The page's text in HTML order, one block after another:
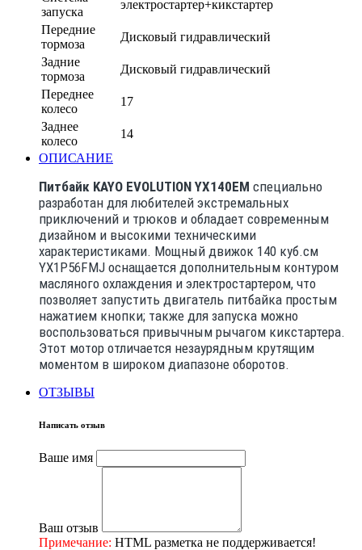
запуска
электростартер+кикстартер
Передние
тормоза
Дисковый гидравлический
Задние
тормоза
Дисковый гидравлический
Переднее
колесо
17
Заднее
колесо
14
ОПИСАНИЕ
Питбайк KAYO EVOLUTION YX140EM специально
разработан для любителей экстремальных
приключений и трюков и обладает современным
дизайном и высокими техническими
характеристиками. Мощный движок 140 куб.см
YX1P56FMJ оснащается дополнительным контуром
масляного охлаждения и электростартером, что
позволяет запустить двигатель питбайка простым
нажатием кнопки; также для запуска можно
воспользоваться привычным рычагом кикстартера.
Этот мотор отличается незаурядным крутящим
моментом в широком диапазоне оборотов.
ОТЗЫВЫ
Написать отзыв
Ваше имя
Ваш отзыв
Примечание: HTML разметка не поддерживается!